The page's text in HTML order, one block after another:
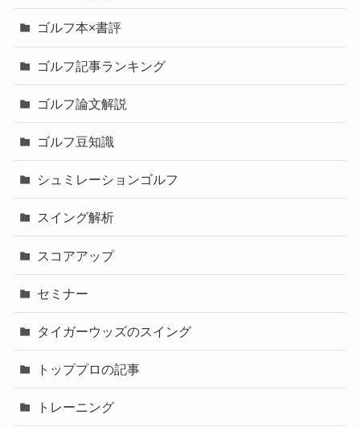
ゴルフ本×書評
ゴルフ記事ランキング
ゴルフ論文解説
ゴルフ豆知識
シュミレーションゴルフ
スイング解析
スコアアップ
セミナー
タイガーウッズのスイング
トッププロの記事
トレーニング